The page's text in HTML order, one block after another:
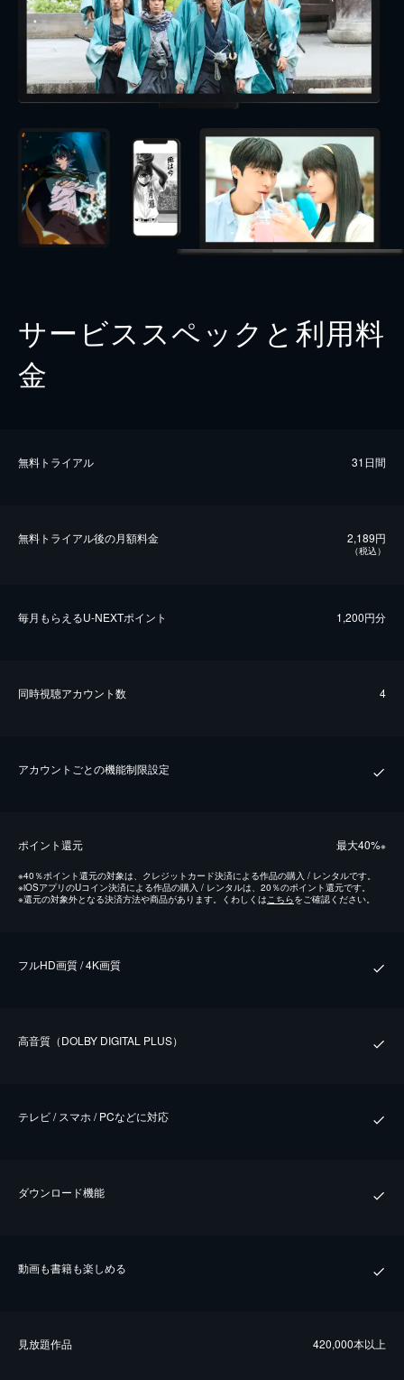
サービススペックと利用料
金
無料トライアル 31日間
無料トライアル後の⽉額料金 2,189円
（税込）
毎⽉もらえるU-NEXTポイント 1,200円分
同時視聴アカウント数 4
アカウントごとの機能制限設定
ポイント還元 最⼤40%※
※40％ポイント還元の対象は、クレジットカード決済による作品の購入 / レンタルです。
※iOSアプリのUコイン決済による作品の購入 / レンタルは、20％のポイント還元です。
※還元の対象外となる決済方法や商品があります。くわしくはこちらをご確認ください。
フルHD画質 / 4K画質
⾼⾳質（DOLBY DIGITAL PLUS）
テレビ / スマホ / PCなどに対応
ダウンロード機能
動画も書籍も楽しめる
⾒放題作品 420,000本以上